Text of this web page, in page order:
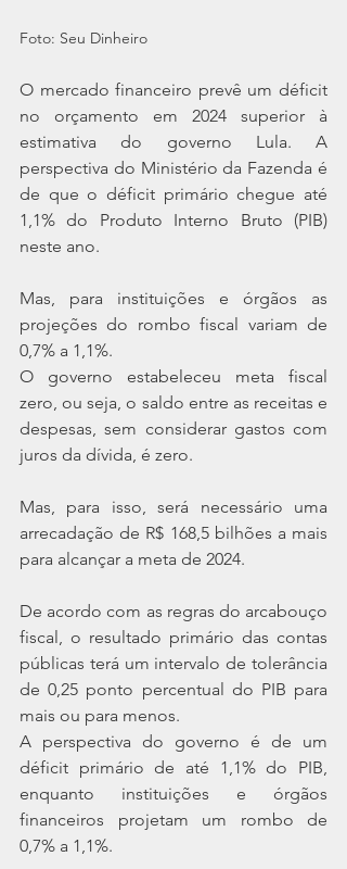
Foto: Seu Dinheiro
O mercado financeiro prevê um déficit
no orçamento em 2024 superior à
estimativa do governo Lula. A
perspectiva do Ministério da Fazenda é
de que o déficit primário chegue até
1,1% do Produto Interno Bruto (PIB)
neste ano.
Mas, para instituições e órgãos as
projeções do rombo fiscal variam de
0,7% a 1,1%.
O governo estabeleceu meta fiscal
zero, ou seja, o saldo entre as receitas e
despesas, sem considerar gastos com
juros da dívida, é zero.
Mas, para isso, será necessário uma
arrecadação de R$ 168,5 bilhões a mais
para alcançar a meta de 2024.
De acordo com as regras do arcabouço
fiscal, o resultado primário das contas
públicas terá um intervalo de tolerância
de 0,25 ponto percentual do PIB para
mais ou para menos.
A perspectiva do governo é de um
déficit primário de até 1,1% do PIB,
enquanto instituições e órgãos
financeiros projetam um rombo de
0,7% a 1,1%.